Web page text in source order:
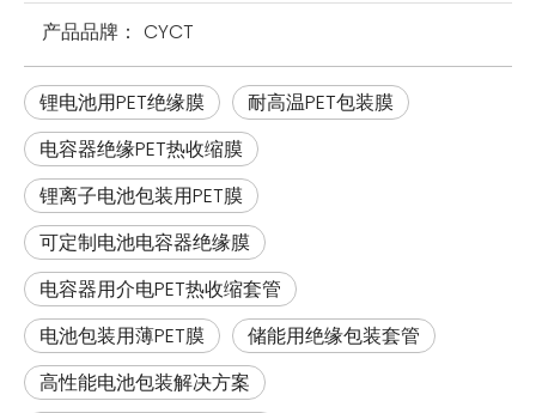
产品品牌： CYCT
锂电池用PET绝缘膜
耐高温PET包装膜
电容器绝缘PET热收缩膜
锂离子电池包装用PET膜
可定制电池电容器绝缘膜
电容器用介电PET热收缩套管
电池包装用薄PET膜
储能用绝缘包装套管
高性能电池包装解决方案